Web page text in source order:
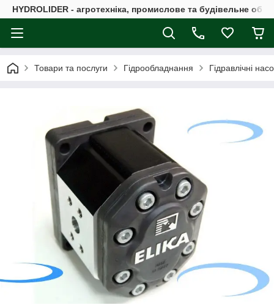
HYDROLIDER - агротехніка, промислове та будівельне
Товари та послуги Гідрообладнання Гідравлічні